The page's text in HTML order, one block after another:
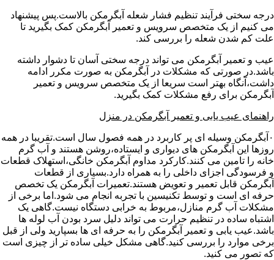
درجه سختی فرآیند تنظیم فشار شعله آبگرمکن بالاست.پس پیشنهاد
می کنیم از یک متخصص سرویس و تعمیر آبگرمکن کمک بگیرید تا
علت کم شدن شعله را بررسی کند.
عیب و تعمیر آبگرمکن می تواند درجه سختی آسان تا دشوار داشته
باشد.در صورتی که مشکلات در آبگرمکن به صورت مکرر ادامه
داشت،آنگاه بهتر است سریعا از یک متخصص سرویس و تعمیر
آبگرمکن برای رفع مشکلات کمک بگیرید.
راهنمای عیب یابی و تعمیر آبگرمکن در منزل
۰آبگرمکن وسیله ای پر کاربرد در همه فصول سال است.تقریبا در همه
روزها این آبگرمکن های دیواری و ایستاده،روشن هستند و آب گرم
خانه را تامین می کنند.کارکرد مداوم آبگرمکن خانگی،استهلاک قطعات
و فرسودگی اجزای داخلی را به همراه دارد.بسیاری از قطعات
آبگرمکن قابل تعمیر و تعویض هستند.تعمیرات آبگرمکن یک تخصص
حرفه ای است و توسط تکنیسین با تجربه انجام می شود.اما برخی از
مشکلات آب گرم منازل،مربوط به خرابی دستگاه نیست.گاهی یک
اشتباه ساده در تنظیم حرارت می تواند دلیل سرد بودن آب لوله ها
باشد.عیب یابی و تعمیر آبگرمکن را به حرفه ای ها بسپارید ولی از قبل
برخی موارد را بررسی کنید.گاهی مشکل خیلی ساده تر از چیزی است
که تصور می کنید.